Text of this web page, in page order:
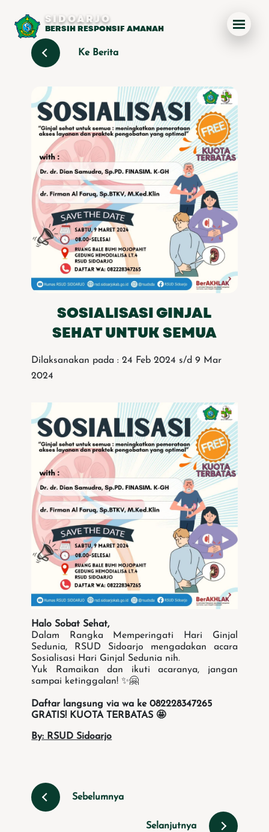
SIDOARJO
BERSIH RESPONSIF AMANAH
Ke Berita
SOSIALISASI GINJAL
SEHAT UNTUK SEMUA
Dilaksanakan pada : 24 Feb 2024 s/d 9 Mar
2024
Halo Sobat Sehat,
Dalam Rangka Memperingati Hari Ginjal
Sedunia, RSUD Sidoarjo mengadakan acara
Sosialisasi Hari Ginjal Sedunia nih.
Yuk Ramaikan dan ikuti acaranya, jangan
sampai ketinggalan! ✨🤗
Daftar langsung via wa ke 082228347265
GRATIS! KUOTA TERBATAS 🤩
By: RSUD Sidoarjo
Sebelumnya
Selanjutnya